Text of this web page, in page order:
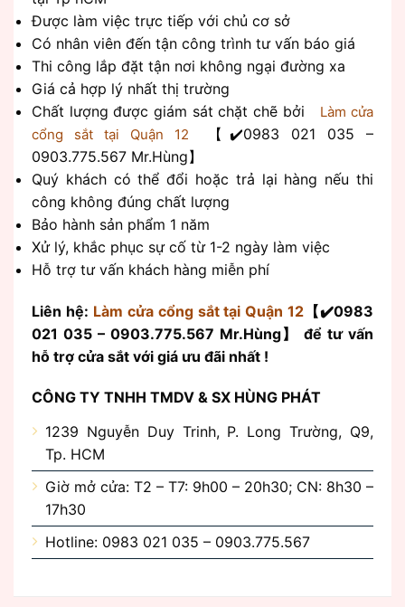
Được làm việc trực tiếp với chủ cơ sở
Có nhân viên đến tận công trình tư vấn báo giá
Thi công lắp đặt tận nơi không ngại đường xa
Giá cả hợp lý nhất thị trường
Chất lượng được giám sát chặt chẽ bởi
Làm cửa
cổng sắt tại Quận 12
【✔️0983 021 035 –
0903.775.567 Mr.Hùng】
Quý khách có thể đổi hoặc trả lại hàng nếu thi
công không đúng chất lượng
Bảo hành sản phẩm 1 năm
Xử lý, khắc phục sự cố từ 1-2 ngày làm việc
Hỗ trợ tư vấn khách hàng miễn phí
Liên hệ: Làm cửa cổng sắt tại Quận 12 【✔️0983
021 035 – 0903.775.567 Mr.Hùng】 để tư vấn
hỗ trợ cửa sắt với giá ưu đãi nhất !
CÔNG TY TNHH TMDV & SX HÙNG PHÁT
1239 Nguyễn Duy Trinh, P. Long Trường, Q9,
Tp. HCM
Giờ mở cửa: T2 – T7: 9h00 – 20h30; CN: 8h30 –
17h30
Hotline: 0983 021 035 – 0903.775.567